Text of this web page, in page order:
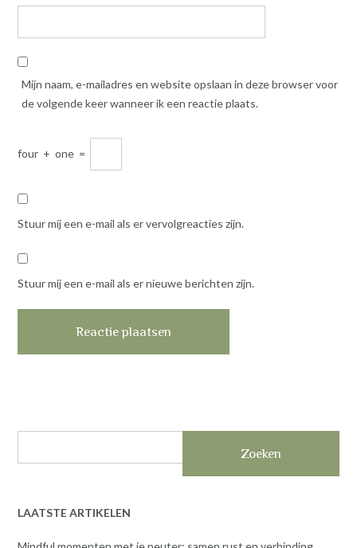
Mijn naam, e-mailadres en website opslaan in deze browser voor
de volgende keer wanneer ik een reactie plaats.
four + one =
Stuur mij een e-mail als er vervolgreacties zijn.
Stuur mij een e-mail als er nieuwe berichten zijn.
Zoeken
LAATSTE ARTIKELEN